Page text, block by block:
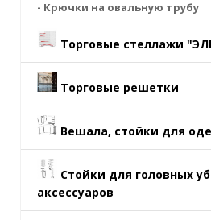
- Крючки на овальную трубу
Торговые стеллажи
Торговые решетки
Вешала, стойки для
Стойки для головных
аксессуаров